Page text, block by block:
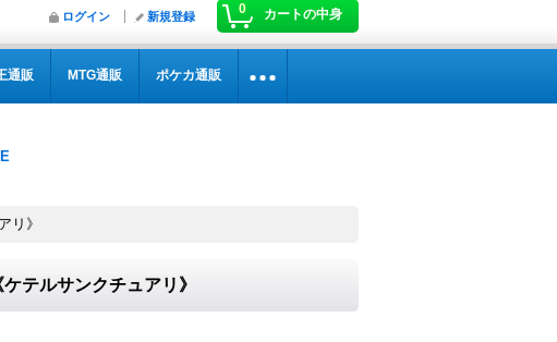
0 カートの中身
ログイン 新規登録
通販 MTG通販 ポケカ通販
リ》
テルサンクチュアリ》